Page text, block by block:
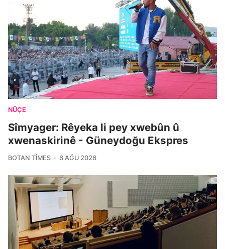
NÛÇE
Sîmyager: Rêyeka li pey xwebûn û
xwenaskirinê - Güneydoğu Ekspres
BOTAN TIMES 6 AĞU 2026